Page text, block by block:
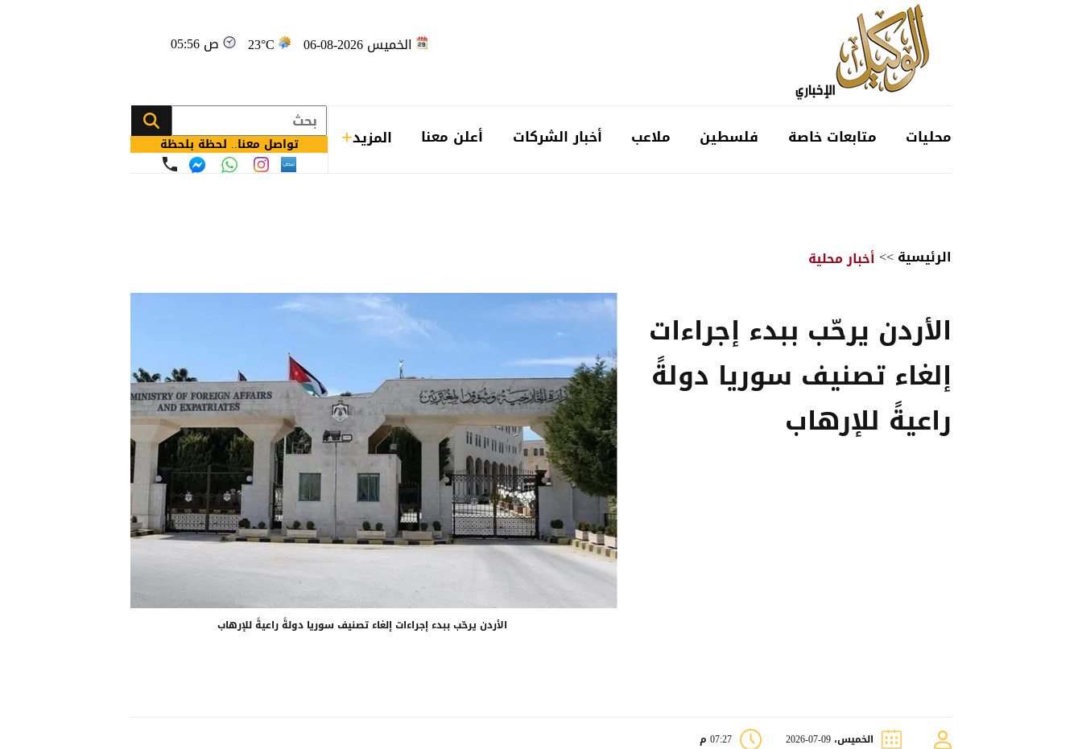
الخميس 2026-08-06 23°C 05:56 ص
محليات متابعات خاصة فلسطين ملاعب أخبار الشركات أعلن معنا المزيد تواصل معنا.. لحظة بلحظة
الرئيسية>>أخبار محلية
الأردن يرحّب ببدء إجراءات
إلغاء تصنيف سوريا دولةً
راعيةً للإرهاب
الأردن يرحّب ببدء إجراءات إلغاء تصنيف سوريا دولةً راعيةً للإرهاب
الخميس، 09-07-2026 07:27 م